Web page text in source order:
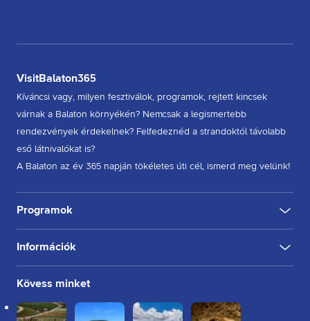
VisitBalaton365
Kíváncsi vagy, milyen fesztiválok, programok, rejtett kincsek
várnak a Balaton környékén? Nemcsak a legismertebb
rendezvények érdekelnek? Felfedeznéd a strandoktól távolabb
eső látnivalókat is?
A Balaton az év 365 napján tökéletes úti cél, ismerd meg velünk!
Programok
KULTÚRA FESZTIVÁL
TÚRA, SÉTA
KERÉKPÁROZÁS
Információk
Rólunk
Kapcsolat
Partnereink
Kövess minket